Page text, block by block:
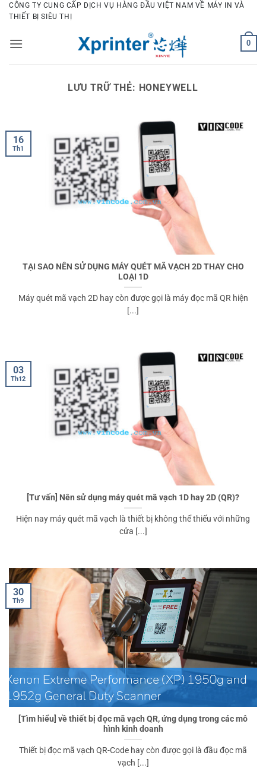
Bỏ
qua
dung
CÔNG TY CUNG CẤP DỊCH VỤ HÀNG ĐẦU VIỆT NAM VỀ MÁY IN VÀ
THIẾT BỊ SIÊU THỊ
0
LƯU TRỮ THẺ: HONEYWELL
TẠI SAO NÊN SỬ DỤNG MÁY QUÉT MÃ VẠCH 2D THAY CHO
LOẠI 1D
Máy quét mã vạch 2D hay còn được gọi là máy đọc mã QR hiện
[...]
16
Th1
[Tư vấn] Nên sử dụng máy quét mã vạch 1D hay 2D (QR)?
Hiện nay máy quét mã vạch là thiết bị không thể thiếu với những
cửa [...]
03
Th12
[Tìm hiểu] về thiết bị đọc mã vạch QR, ứng dụng trong các mô
hình kinh doanh
Thiết bị đọc mã vạch QR-Code hay còn được gọi là đầu đọc mã
vạch [...]
30
Th9